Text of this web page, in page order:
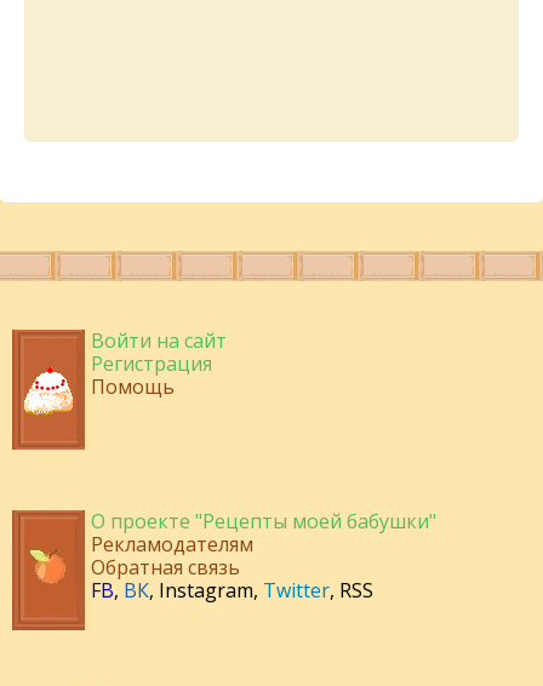
Войти на сайт
Регистрация
Помощь
О проекте "Рецепты моей бабушки"
Рекламодателям
Обратная связь
FB, ВК, Instagram, Twitter, RSS